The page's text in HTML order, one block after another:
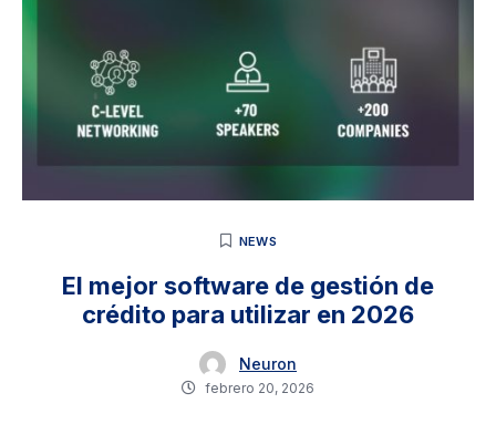
NEWS
El mejor software de gestión de
crédito para utilizar en 2026
Neuron
febrero 20, 2026